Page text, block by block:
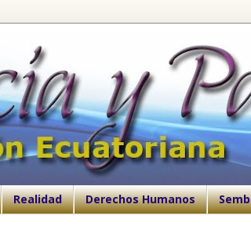
Realidad Derechos Humanos